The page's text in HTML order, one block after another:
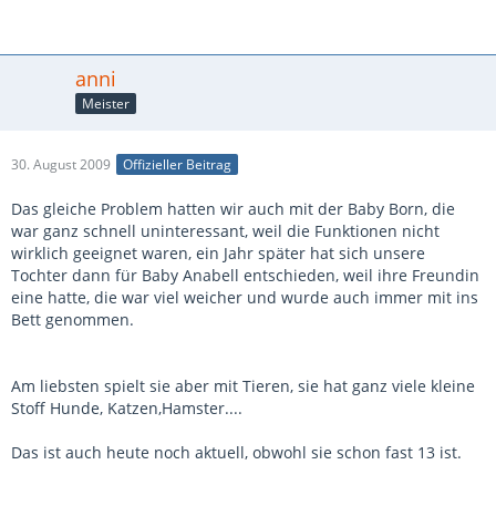
anni
Meister
30. August 2009 Offizieller Beitrag
Das gleiche Problem hatten wir auch mit der Baby Born, die
war ganz schnell uninteressant, weil die Funktionen nicht
wirklich geeignet waren, ein Jahr später hat sich unsere
Tochter dann für Baby Anabell entschieden, weil ihre Freundin
eine hatte, die war viel weicher und wurde auch immer mit ins
Bett genommen.
Am liebsten spielt sie aber mit Tieren, sie hat ganz viele kleine
Stoff Hunde, Katzen,Hamster....
Das ist auch heute noch aktuell, obwohl sie schon fast 13 ist.